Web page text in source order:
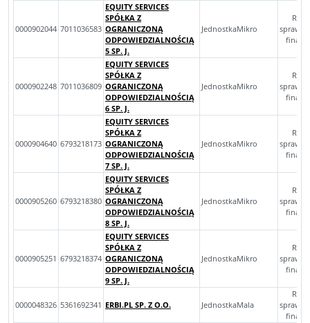
0000902044 7011036583
EQUITY SERVICES
SPÓŁKA Z
OGRANICZONĄ
ODPOWIEDZIALNOŚCIĄ
5 SP. J.
JednostkaMikro
0000902248 7011036809
EQUITY SERVICES
SPÓŁKA Z
OGRANICZONĄ
ODPOWIEDZIALNOŚCIĄ
6 SP. J.
JednostkaMikro
0000904640 6793218173
EQUITY SERVICES
SPÓŁKA Z
OGRANICZONĄ
ODPOWIEDZIALNOŚCIĄ
7 SP. J.
JednostkaMikro
0000905260 6793218380
EQUITY SERVICES
SPÓŁKA Z
OGRANICZONĄ
ODPOWIEDZIALNOŚCIĄ
8 SP. J.
JednostkaMikro
0000905251 6793218374
EQUITY SERVICES
SPÓŁKA Z
OGRANICZONĄ
ODPOWIEDZIALNOŚCIĄ
9 SP. J.
JednostkaMikro
0000048326 5361692341 ERBI.PL SP. Z O.O. JednostkaMala